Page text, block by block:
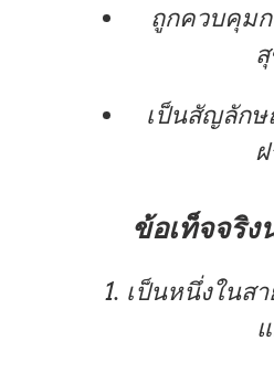
ถูกควบคุมก
เป็นสัญลัก
ข้อเท็จจริง
เป็นหนึ่งในส